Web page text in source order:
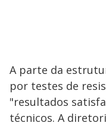
A parte da
por testes de
"resultados
técnicos. A